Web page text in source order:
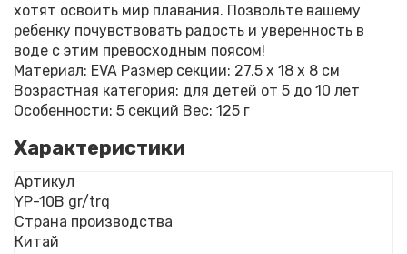
хотят освоить мир плавания. Позвольте вашему
ребенку почувствовать радость и уверенность в
воде с этим превосходным поясом!
Материал: EVA Размер секции: 27,5 х 18 х 8 см
Возрастная категория: для детей от 5 до 10 лет
Особенности: 5 секций Вес: 125 г
Характеристики
Артикул
YP-10B gr/trq
Страна производства
Китай